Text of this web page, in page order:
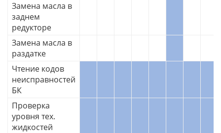
Замена масла в
заднем
редукторе
Замена масла в
раздатке
Чтение кодов
неисправностей
БК
Проверка
уровня тех.
жидкостей